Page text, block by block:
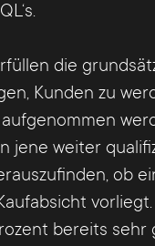
die
Kunden zu
jene weiter
ob
bereits sehr